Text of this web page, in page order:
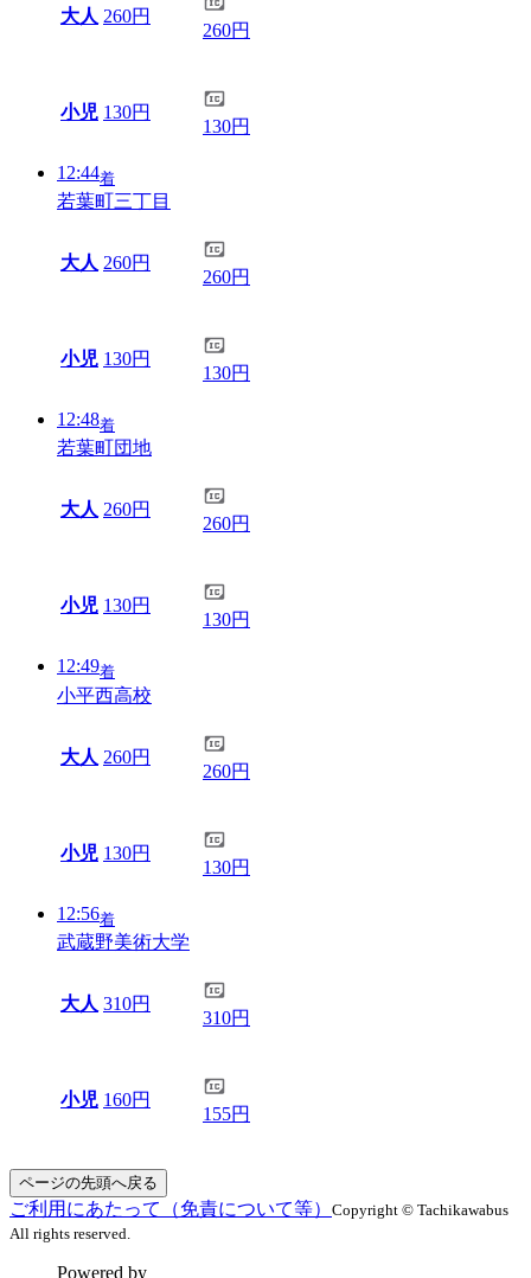
大人 260円
260円
小児 130円
130円
12:44着
若葉町三丁目
大人 260円
260円
小児 130円
130円
12:48着
若葉町団地
大人 260円
260円
小児 130円
130円
12:49着
小平西高校
大人 260円
260円
小児 130円
130円
12:56着
武蔵野美術大学
大人 310円
310円
小児 160円
155円
ページの先頭へ戻る
ご利用にあたって（免責について等） Copyright © Tachikawabus
All rights reserved.
Powered by